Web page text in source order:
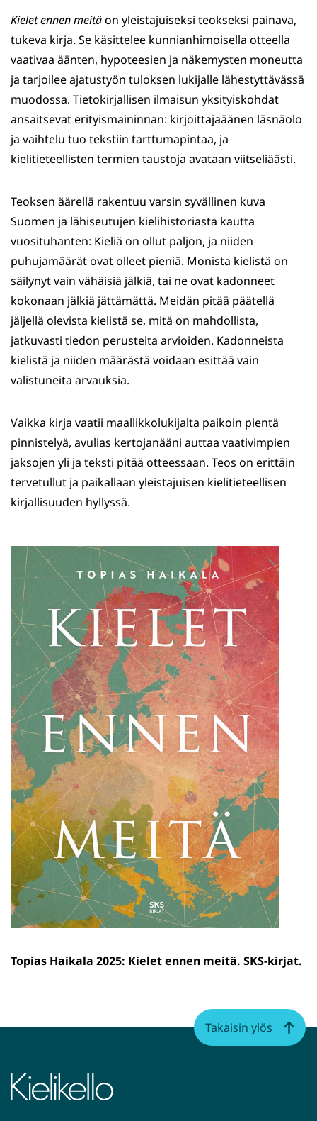
Kielet ennen meitäon yleistajuiseksi teokseksi painava,
tukeva kirja. Se käsittelee kunnianhimoisella otteella
vaativaa äänten, hypoteesien ja näkemysten moneutta
ja tarjoilee ajatustyön tuloksen lukijalle lähestyttävässä
muodossa. Tietokirjallisen ilmaisun yksityiskohdat
ansaitsevat erityismaininnan: kirjoittajaäänen läsnäolo
ja vaihtelu tuo tekstiin tarttumapintaa, ja
kielitieteellisten termien taustoja avataan viitseliäästi.
Teoksen äärellä rakentuu varsin syvällinen kuva
Suomen ja lähiseutujen kielihistoriasta kautta
vuosituhanten: Kieliä on ollut paljon, ja niiden
puhujamäärät ovat olleet pieniä. Monista kielistä on
säilynyt vain vähäisiä jälkiä, tai ne ovat kadonneet
kokonaan jälkiä jättämättä. Meidän pitää päätellä
jäljellä olevista kielistä se, mitä on mahdollista,
jatkuvasti tiedon perusteita arvioiden. Kadonneista
kielistä ja niiden määrästä voidaan esittää vain
valistuneita arvauksia.
Vaikka kirja vaatii maallikkolukijalta paikoin pientä
pinnistelyä, avulias kertojanääni auttaa vaativimpien
jaksojen yli ja teksti pitää otteessaan. Teos on erittäin
tervetullut ja paikallaan yleistajuisen kielitieteellisen
kirjallisuuden hyllyssä.
Topias Haikala 2025: Kielet ennen meitä. SKS-kirjat.
Takaisin ylös